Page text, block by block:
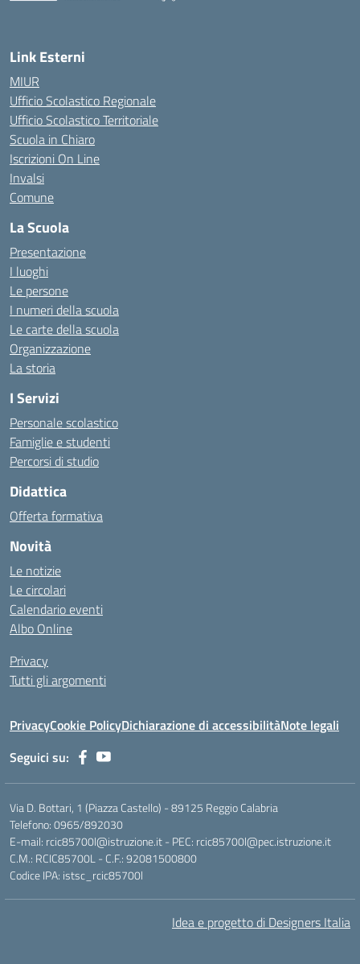
Link Esterni
MIUR
Ufficio Scolastico Regionale
Ufficio Scolastico Territoriale
Scuola in Chiaro
Iscrizioni On Line
Invalsi
Comune
La Scuola
Presentazione
I luoghi
Le persone
I numeri della scuola
Le carte della scuola
Organizzazione
La storia
I Servizi
Personale scolastico
Famiglie e studenti
Percorsi di studio
Didattica
Offerta formativa
Novità
Le notizie
Le circolari
Calendario eventi
Albo Online
Privacy
Tutti gli argomenti
PrivacyCookie PolicyDichiarazione di accessibilitàNote legali
Seguici su:
Via D. Bottari, 1 (Piazza Castello) - 89125 Reggio Calabria
Telefono: 0965/892030
E-mail: rcic85700l@istruzione.it - PEC: rcic85700l@pec.istruzione.it
C.M.: RCIC85700L - C.F.: 92081500800
Codice IPA: istsc_rcic85700l
Idea e progetto di Designers Italia